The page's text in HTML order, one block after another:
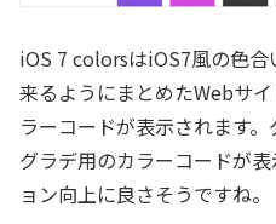
iOS 7 colorsはiOS7風の色
来るようにまとめたWebサ
ラーコードが表示されます
グラデ用のカラーコードが
ョン向上に良さそうですね。